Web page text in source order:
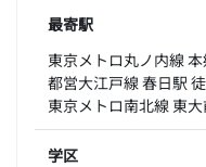
最寄駅
東京メトロ丸ノ内線
都営大江戸線 春日駅
東京メトロ南北線 東
学区